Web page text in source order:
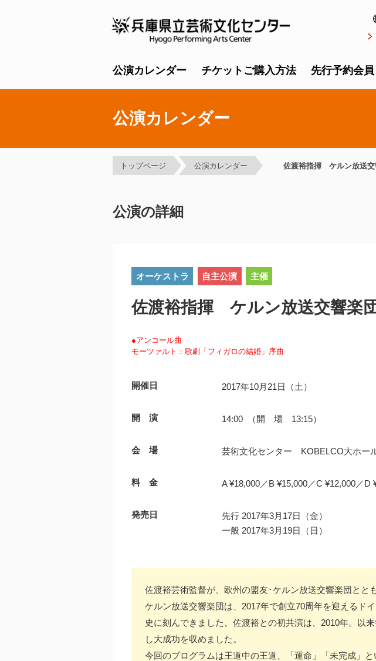
公演カレンダー チケットご購入方法 先行予約会員
公演カレンダー
トップページ 公演カレンダー 佐渡裕指揮 ケルン放送交
公演の詳細
オーケストラ 自主公演 主催
佐渡裕指揮 ケルン放送交響楽団
●アンコール曲
モーツァルト：歌劇「フィガロの結婚」序曲
開催日 2017年10月21日（土）
開 演 14:00 （開 場 13:15）
会 場 芸術文化センター KOBELCO大ホー
料 金 A ¥18,000／B ¥15,000／C ¥12,000／D
発売日
先行 2017年3月17日（金）
一般 2017年3月19日（日）
佐渡裕芸術監督が、欧州の盟友･ケルン放送交響楽団とと
ケルン放送交響楽団は、2017年で創立70周年を迎えるド
史に刻んできました。佐渡裕との初共演は、2010年。以
し大成功を収めました。
今回のプログラムは王道中の王道、「運命」「未完成」